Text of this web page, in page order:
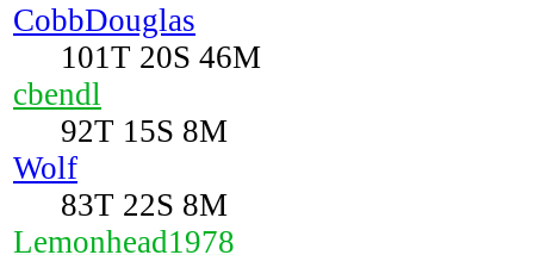
CobbDouglas
101T 20S 46M
cbendl
92T 15S 8M
Wolf
83T 22S 8M
Lemonhead1978